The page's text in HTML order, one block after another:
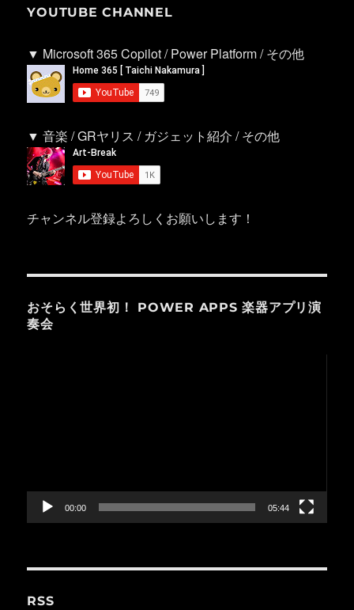
YOUTUBE CHANNEL
▼ Microsoft 365 Copilot / Power Platform / その他
▼ 音楽 / GRヤリス / ガジェット紹介 / その他
チャンネル登録よろしくお願いします！
おそらく世界初！ POWER APPS 楽器アプリ演
奏会
ー
00:00 05:44
RSS